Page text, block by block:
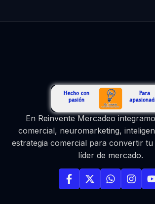
En Reinvente Mercadeo
comercial, neuromarketing,
estrategia comercial para convertir
líder de mercado.